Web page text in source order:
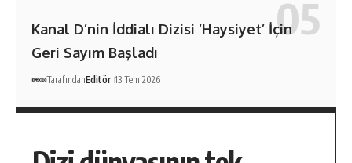
Kanal D’nin İddialı Dizisi ‘Haysiyet’ İçin
Geri Sayım Başladı
TarafındanEditör 13 Tem 2026